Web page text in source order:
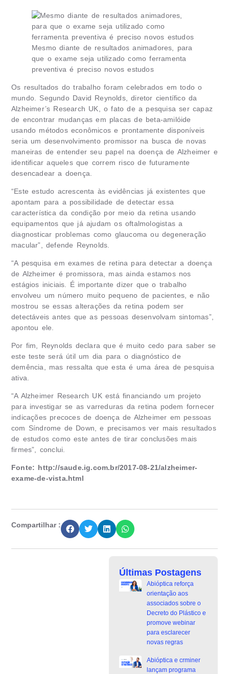
Mesmo diante de resultados animadores, para
que o exame seja utilizado como ferramenta
preventiva é preciso novos estudos
Os resultados do trabalho foram celebrados em todo o
mundo. Segundo David Reynolds, diretor científico da
Alzheimer’s Research UK, o fato de a pesquisa ser capaz
de encontrar mudanças em placas de beta-amilóide
usando métodos econômicos e prontamente disponíveis
seria um desenvolvimento promissor na busca de novas
maneiras de entender seu papel na doença de Alzheimer e
identificar aqueles que correm risco de futuramente
desencadear a doença.
“Este estudo acrescenta às evidências já existentes que
apontam para a possibilidade de detectar essa
característica da condição por meio da retina usando
equipamentos que já ajudam os oftalmologistas a
diagnosticar problemas como glaucoma ou degeneração
macular”, defende Reynolds.
“A pesquisa em exames de retina para detectar a doença
de Alzheimer é promissora, mas ainda estamos nos
estágios iniciais. É importante dizer que o trabalho
envolveu um número muito pequeno de pacientes, e não
mostrou se essas alterações da retina podem ser
detectáveis ​​antes que as pessoas desenvolvam sintomas”,
apontou ele.
Por fim, Reynolds declara que é muito cedo para saber se
este teste será útil um dia para o diagnóstico de
demência, mas ressalta que esta é uma área de pesquisa
ativa.
“A Alzheimer Research UK está financiando um projeto
para investigar se as varreduras da retina podem fornecer
indicações precoces de doença de Alzheimer em pessoas
com Síndrome de Down, e precisamos ver mais resultados
de estudos como este antes de tirar conclusões mais
firmes”, conclui.
Fonte: http://saude.ig.com.br/2017-08-21/alzheimer-
exame-de-vista.html
Compartilhar :
Últimas Postagens
Abióptica reforça
orientação aos
associados sobre o
Decreto do Plástico e
promove webinar
para esclarecer
novas regras
Abióptica e crminer
lançam programa